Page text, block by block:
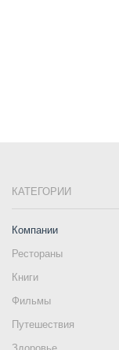
КАТЕГОРИИ
Компании
Рестораны
Книги
Фильмы
Путешествия